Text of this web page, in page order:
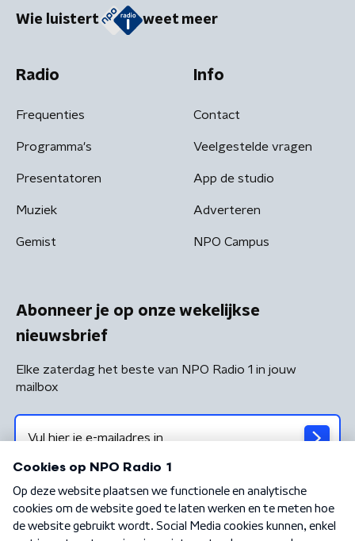
Wie luistert weet meer
Radio
Frequenties
Programma's
Presentatoren
Muziek
Gemist
Info
Contact
Veelgestelde vragen
App de studio
Adverteren
NPO Campus
Abonneer je op onze wekelijkse
nieuwsbrief
Elke zaterdag het beste van NPO Radio 1 in jouw
mailbox
Algemene voorwaarden